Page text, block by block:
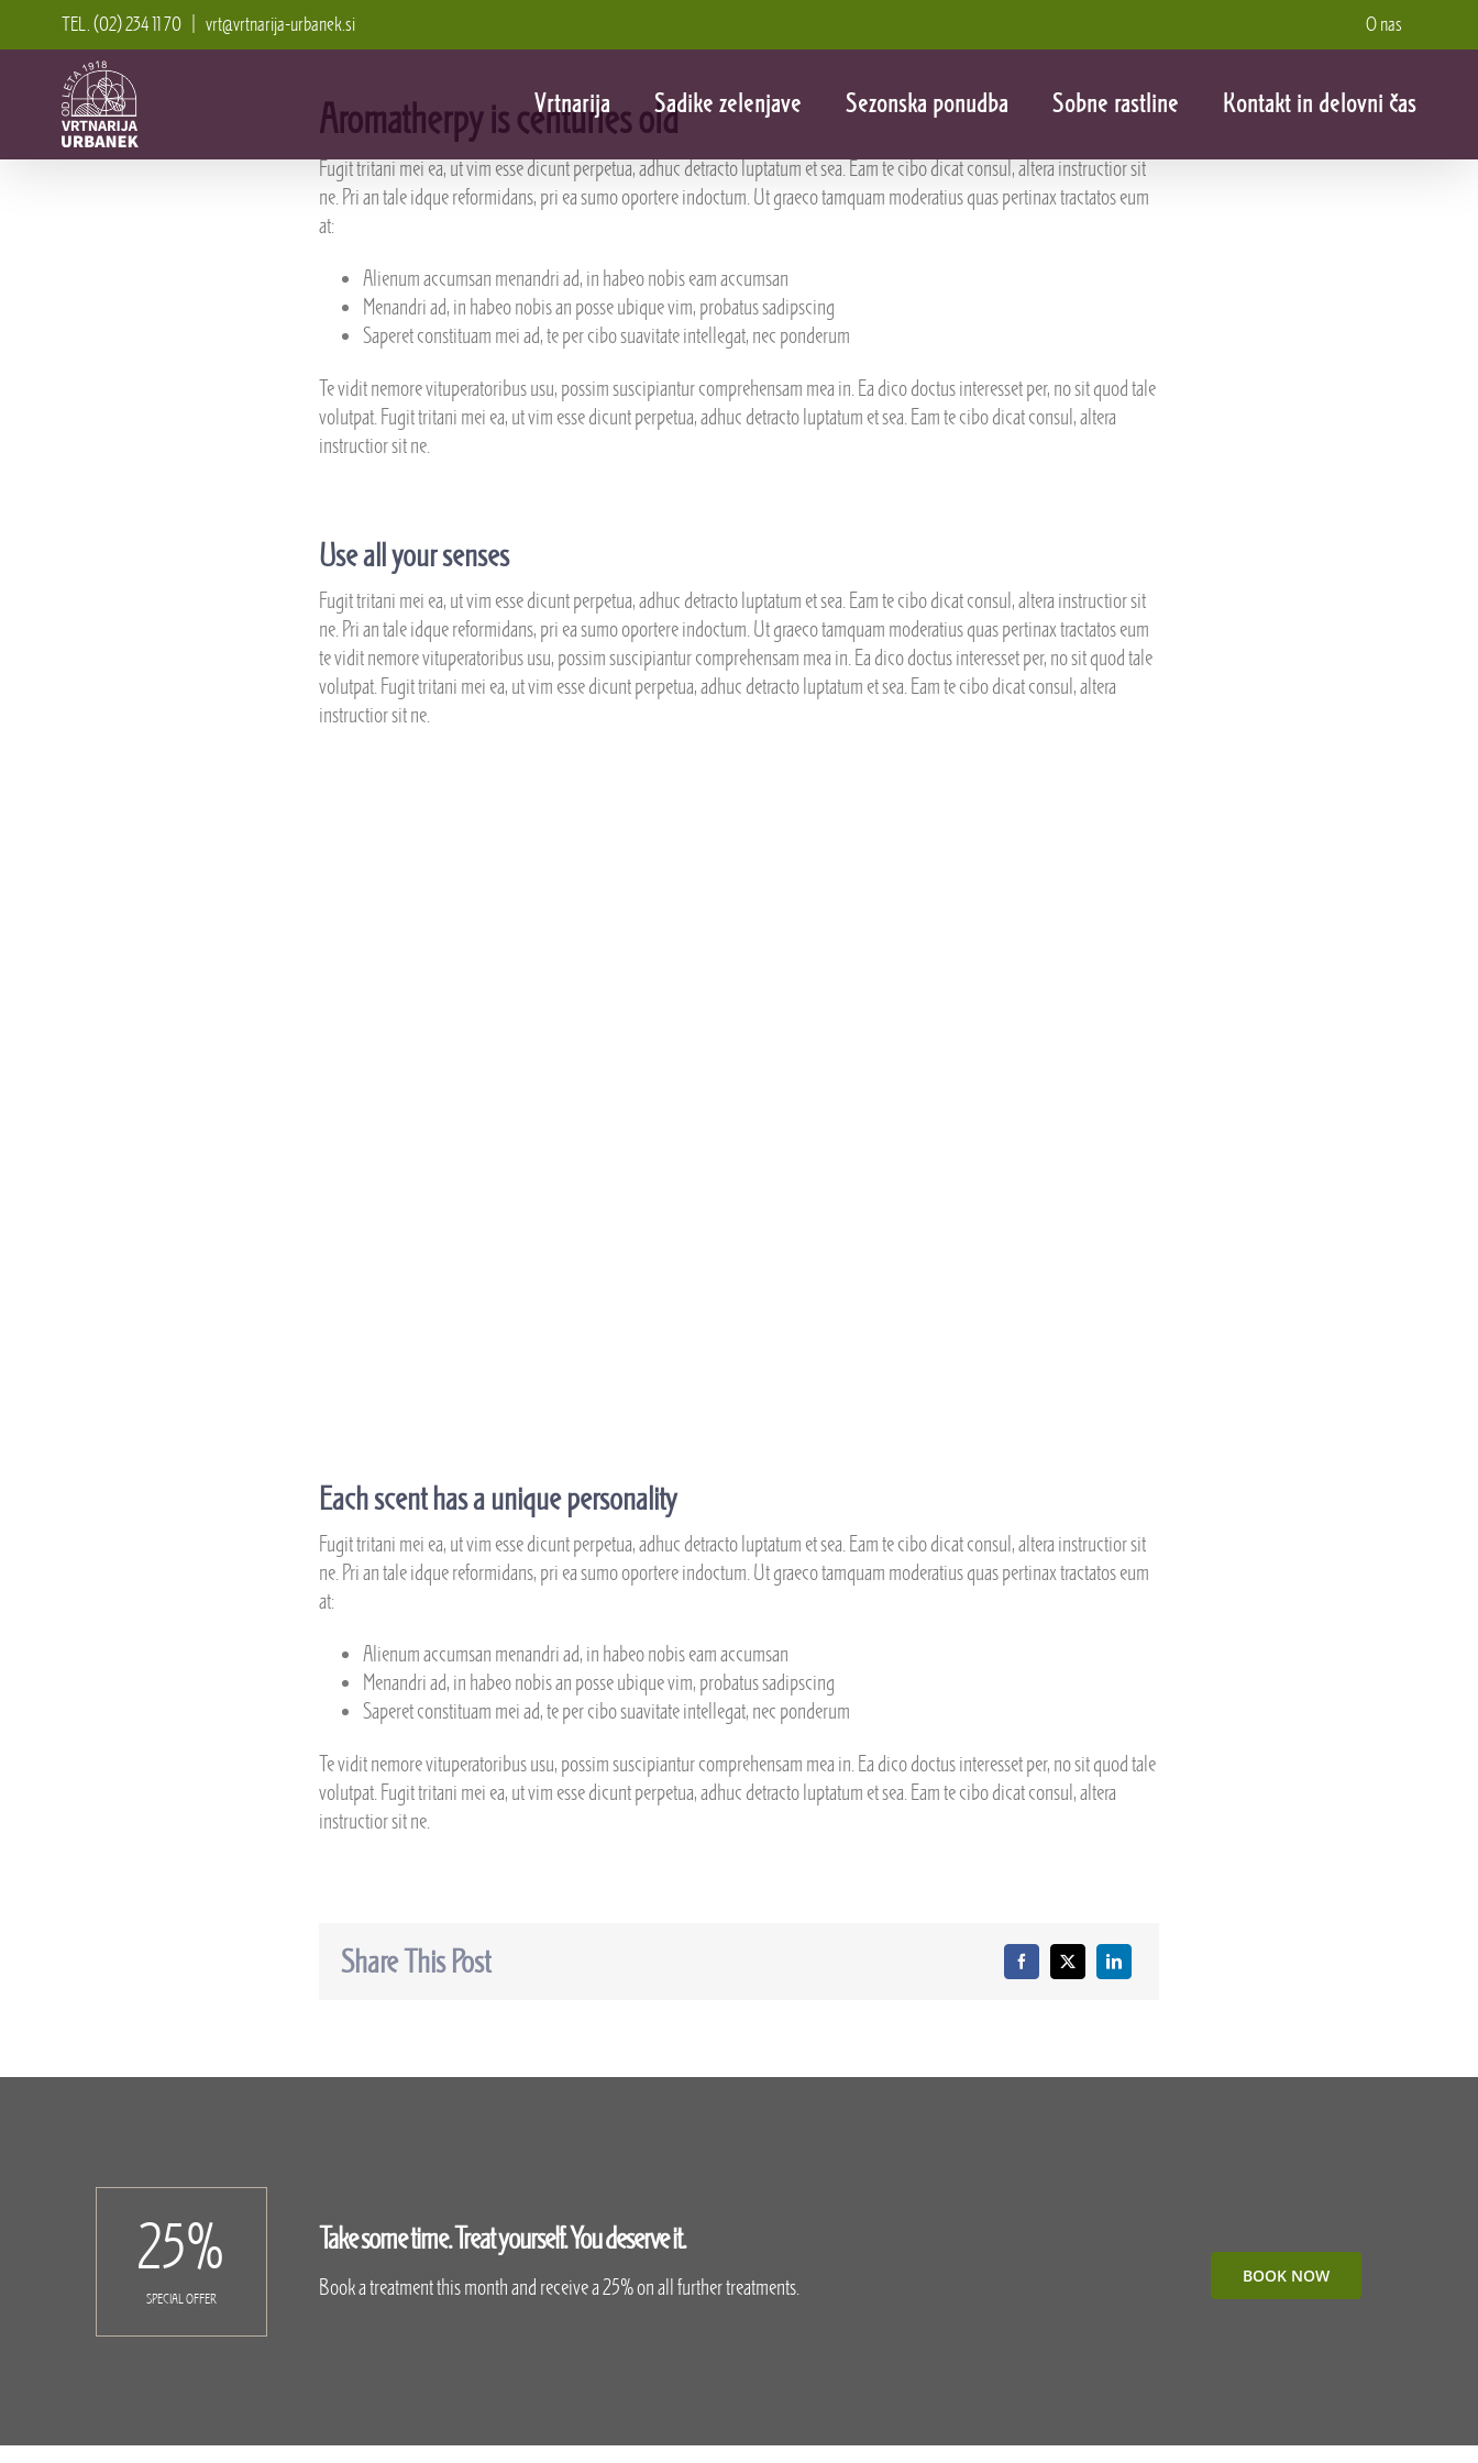
TEL. (02) 234 11 70 vrt@vrtnarija-urbanek.si O nas
Vrtnarija Sadike zelenjave Sezonska ponudba Sobne rastline Kontakt in delovni čas
Aromatherpy is centuries old
Fugit tritani mei ea, ut vim esse dicunt perpetua, adhuc detracto luptatum et sea. Eam te cibo dicat consul, altera instructior sit
ne. Pri an tale idque reformidans, pri ea sumo oportere indoctum. Ut graeco tamquam moderatius quas pertinax tractatos eum
at:
Alienum accumsan menandri ad, in habeo nobis eam accumsan
Menandri ad, in habeo nobis an posse ubique vim, probatus sadipscing
Saperet constituam mei ad, te per cibo suavitate intellegat, nec ponderum
Te vidit nemore vituperatoribus usu, possim suscipiantur comprehensam mea in. Ea dico doctus interesset per, no sit quod tale
volutpat. Fugit tritani mei ea, ut vim esse dicunt perpetua, adhuc detracto luptatum et sea. Eam te cibo dicat consul, altera
instructior sit ne.
Use all your senses
Fugit tritani mei ea, ut vim esse dicunt perpetua, adhuc detracto luptatum et sea. Eam te cibo dicat consul, altera instructior sit
ne. Pri an tale idque reformidans, pri ea sumo oportere indoctum. Ut graeco tamquam moderatius quas pertinax tractatos eum
te vidit nemore vituperatoribus usu, possim suscipiantur comprehensam mea in. Ea dico doctus interesset per, no sit quod tale
volutpat. Fugit tritani mei ea, ut vim esse dicunt perpetua, adhuc detracto luptatum et sea. Eam te cibo dicat consul, altera
instructior sit ne.
Each scent has a unique personality
Fugit tritani mei ea, ut vim esse dicunt perpetua, adhuc detracto luptatum et sea. Eam te cibo dicat consul, altera instructior sit
ne. Pri an tale idque reformidans, pri ea sumo oportere indoctum. Ut graeco tamquam moderatius quas pertinax tractatos eum
at:
Alienum accumsan menandri ad, in habeo nobis eam accumsan
Menandri ad, in habeo nobis an posse ubique vim, probatus sadipscing
Saperet constituam mei ad, te per cibo suavitate intellegat, nec ponderum
Te vidit nemore vituperatoribus usu, possim suscipiantur comprehensam mea in. Ea dico doctus interesset per, no sit quod tale
volutpat. Fugit tritani mei ea, ut vim esse dicunt perpetua, adhuc detracto luptatum et sea. Eam te cibo dicat consul, altera
instructior sit ne.
Share This Post
25%
SPECIAL OFFER
Take some time. Treat yourself. You deserve it.
Book a treatment this month and receive a 25% on all further treatments. BOOK NOW